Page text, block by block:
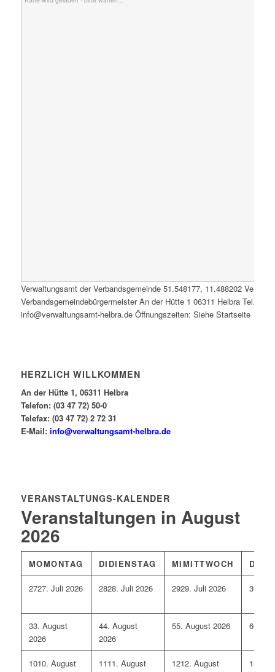
Verwaltungsamt der Verbandsgemeinde 51.548177, 11.488202
Verbandsgemeindebürgermeister An der Hütte 1 06311 Helbra Tel.:
info@verwaltungsamt-helbra.de Öffnungszeiten: Siehe Startseite
HERZLICH WILLKOMMEN
An der Hütte 1, 06311 Helbra
Telefon: (03 47 72) 50-0
Telefax: (03 47 72) 2 72 31
E-Mail: info@verwaltungsamt-helbra.de
VERANSTALTUNGS-KALENDER
Veranstaltungen in August
2026
MOMONTAG DI DIENSTAG MIMITTWOCH DO
2727. Juli 2026 2828. Juli 2026 2929. Juli 2026 30
33. August
2026
44. August
2026
55. August 2026 66.
1010. August
1111. August
1212. August
13